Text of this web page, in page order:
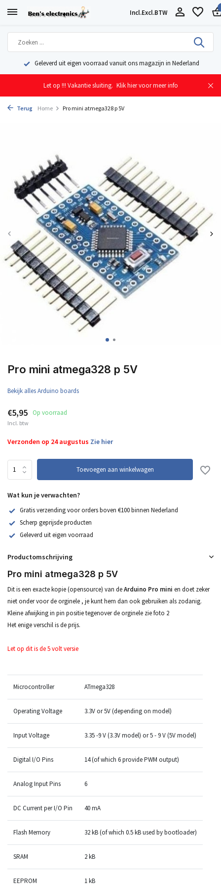
Incl.Excl.BTW
Geleverd uit eigen voorraad vanuit ons magazijn in Nederland
Let op !!! Vakantie sluiting. Klik hier voor meer info
Terug Home Pro mini atmega328 p 5V
Pro mini atmega328 p 5V
Bekijk alles Arduino boards
€5,95 Op voorraad
Incl. btw
Verzonden op 24 augustus Zie hier
Toevoegen aan winkelwagen
Wat kun je verwachten?
Gratis verzending voor orders boven €100 binnen Nederland
Scherp geprijsde producten
Geleverd uit eigen voorraad
Productomschrijving
Pro mini atmega328 p 5V
Dit is een exacte kopie (opensource) van deArduino Pro mini en doet zeker
niet onder voor de orginele , je kunt hem dan ook gebruiken als zodanig.
Kleine afwijking in pin positie tegenover de orginele zie foto 2
Het enige verschil is de prijs.
Let op dit is de 5 volt versie
Microcontroller ATmega328
Operating Voltage 3.3V or 5V (depending on model)
Input Voltage 3.35 -9 V (3.3V model) or 5 - 9 V (5V model)
Digital I/O Pins 14 (of which 6 provide PWM output)
Analog Input Pins 6
DC Current per I/O Pin 40 mA
Flash Memory 32 kB (of which 0.5 kB used by bootloader)
SRAM 2 kB
EEPROM 1 kB